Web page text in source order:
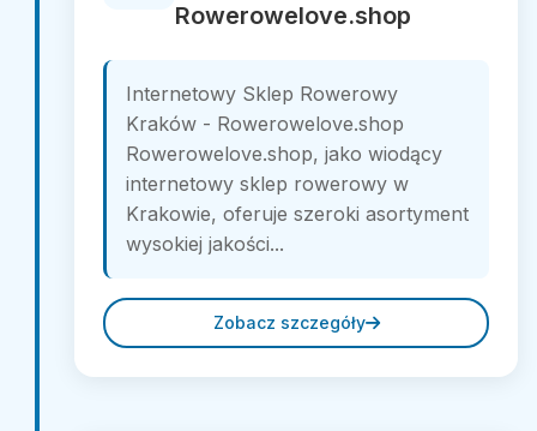
Rowerowelove.shop
Internetowy Sklep Rowerowy
Kraków - Rowerowelove.shop
Rowerowelove.shop, jako wiodący
internetowy sklep rowerowy w
Krakowie, oferuje szeroki asortyment
wysokiej jakości...
Zobacz szczegóły